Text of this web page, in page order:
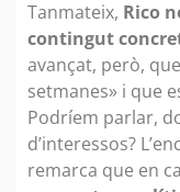
Tanmateix, Rico
contingut
avançat, però,
setmanes» i que
Podríem parlar,
d’interessos?
remarca que en